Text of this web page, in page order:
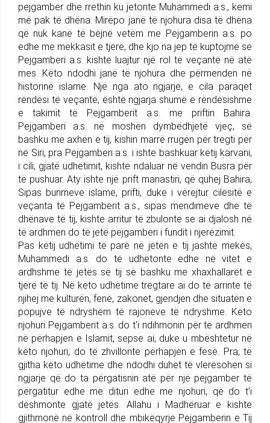
pejgamber dhe rrethin ku jetonte Muhammedi a.s., kemi
më pak të dhëna. Mirëpo janë të njohura disa të dhëna
që nuk kanë të bëjnë vetëm me Pejgamberin a.s. po
edhe me mekkasit e tjerë, dhe kjo na jep të kuptojmë se
Pejgamberi a.s. kishte luajtur një rol të veçantë në atë
mes. Këto ndodhi janë të njohura dhe përmenden në
historinë islame. Një nga ato ngjarje, e cila paraqet
rëndësi të veçantë, është ngjarja shumë e rëndësishme
e takimit të Pejgamberit a.s. me priftin Bahira.
Pejgamberi a.s. në moshën dymbëdhjetë vjeç, së
bashku me axhën e tij, kishin marrë rrugën për tregti për
në Siri, pra Pejgamberi a.s. i ishte bashkuar këtij karvani,
i cili, gjatë udhëtimit, kishte ndaluar në vendin Busra për
të pushuar. Aty ishte një prift manastiri, që quhej Bahira,
Sipas burimeve islame, prifti, duke i vërejtur cilësitë e
veçanta të Pejgamberit a.s., sipas mendimeve dhe të
dhënave të tij, kishte arritur të zbulonte se ai djalosh në
të ardhmen do të jetë pejgamberi i fundit i njerëzimit.
Pas këtij udhëtimi të parë në jetën e tij jashtë mekës,
Muhammedi a.s. do të udhëtonte edhe në vitet e
ardhshme të jetës së tij së bashku me xhaxhallarët e
tjerë të tij. Në këto udhëtime tregtare ai do të arrinte të
njihej me kulturën, fenë, zakonet, gjendjen dhe situatën e
popujve të ndryshëm të rajoneve të ndryshme. Këto
njohuri Pejgamberit a.s. do t'i ndihmonin për të ardhmen
në përhapjen e Islamit, sepse ai, duke u mbështetur në
këto njohuri, do të zhvillonte përhapjen e fesë. Pra, të
gjitha këto udhëtime dhe ndodhi duhet të vlerësohen si
ngjarje që do ta përgatisnin atë për një pejgamber të
përgatitur edhe me dituri edhe me njohuri, që do t'i
dëshmonte gjatë jetës. Allahu i Madhëruar e kishte
gjithmonë në kontroll dhe mbikëqyrje Pejgamberin e Tij